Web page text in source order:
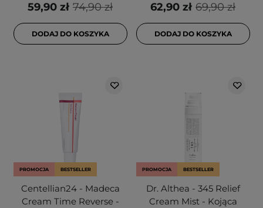
74,90 zł
59,90 zł
DODAJ DO KOSZYKA
69,90 zł
62,90 zł
DODAJ DO KOSZYKA
PROMOCJA BESTSELLER
Centellian24 - Madeca
Cream Time Reverse -
PROMOCJA BESTSELLER
Dr. Althea - 345 Relief
Cream Mist - Kojąca